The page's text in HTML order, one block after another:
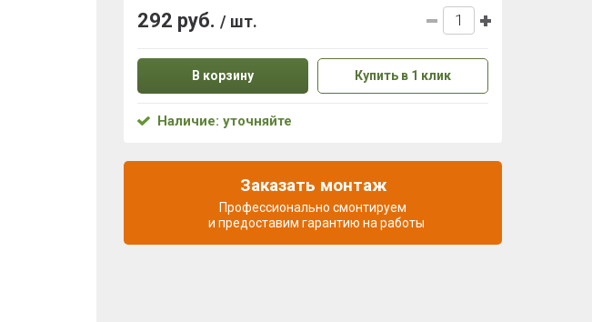
292 руб. / шт.
В корзину Купить в 1 клик
Наличие: уточняйте
Заказать монтаж
Профессионально смонтируем
и предоставим гарантию на работы